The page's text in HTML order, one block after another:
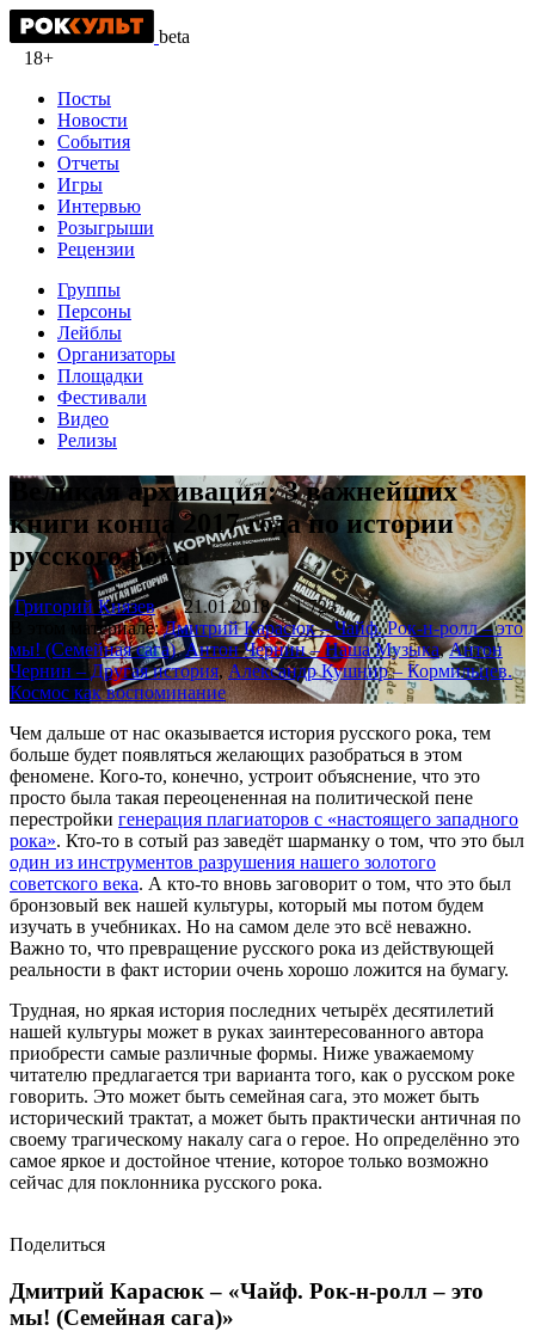
beta
18+
Посты
Новости
События
Отчеты
Игры
Интервью
Розыгрыши
Рецензии
Группы
Персоны
Лейблы
Организаторы
Площадки
Фестивали
Видео
Релизы
Великая архивация: 3 важнейших
книги конца 2017 года по истории
русского рока
Григорий Князев 21.01.2018
1 723
В этом материале:Дмитрий Карасюк – Чайф. Рок-н-ролл – это
мы! (Семейная сага),Антон Чернин – Наша Музыка,Антон
Чернин – Другая история,Александр Кушнир – Кормильцев.
Космос как воспоминание
Чем дальше от нас оказывается история русского рока, тем
больше будет появляться желающих разобраться в этом
феномене. Кого-то, конечно, устроит объяснение, что это
просто была такая переоцененная на политической пене
перестройки генерация плагиаторов с «настоящего западного
рока». Кто-то в сотый раз заведёт шарманку о том, что это был
один из инструментов разрушения нашего золотого
советского века. А кто-то вновь заговорит о том, что это был
бронзовый век нашей культуры, который мы потом будем
изучать в учебниках. Но на самом деле это всё неважно.
Важно то, что превращение русского рока из действующей
реальности в факт истории очень хорошо ложится на бумагу.
Трудная, но яркая история последних четырёх десятилетий
нашей культуры может в руках заинтересованного автора
приобрести самые различные формы. Ниже уважаемому
читателю предлагается три варианта того, как о русском роке
говорить. Это может быть семейная сага, это может быть
исторический трактат, а может быть практически античная по
своему трагическому накалу сага о герое. Но определённо это
самое яркое и достойное чтение, которое только возможно
сейчас для поклонника русского рока.
Поделиться
Дмитрий Карасюк – «Чайф. Рок-н-ролл – это
мы! (Семейная сага)»